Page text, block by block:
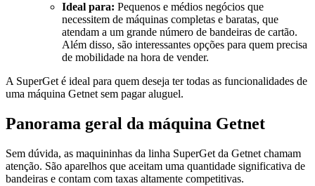
Ideal para: Pequenos e médios negócios que
necessitem de máquinas completas e baratas, que
atendam a um grande número de bandeiras de cartão.
Além disso, são interessantes opções para quem precisa
de mobilidade na hora de vender.
A SuperGet é ideal para quem deseja ter todas as funcionalidades de
uma máquina Getnet sem pagar aluguel.
Panorama geral da máquina Getnet
Sem dúvida, as maquininhas da linha SuperGet da Getnet chamam
atenção. São aparelhos que aceitam uma quantidade significativa de
bandeiras e contam com taxas altamente competitivas.